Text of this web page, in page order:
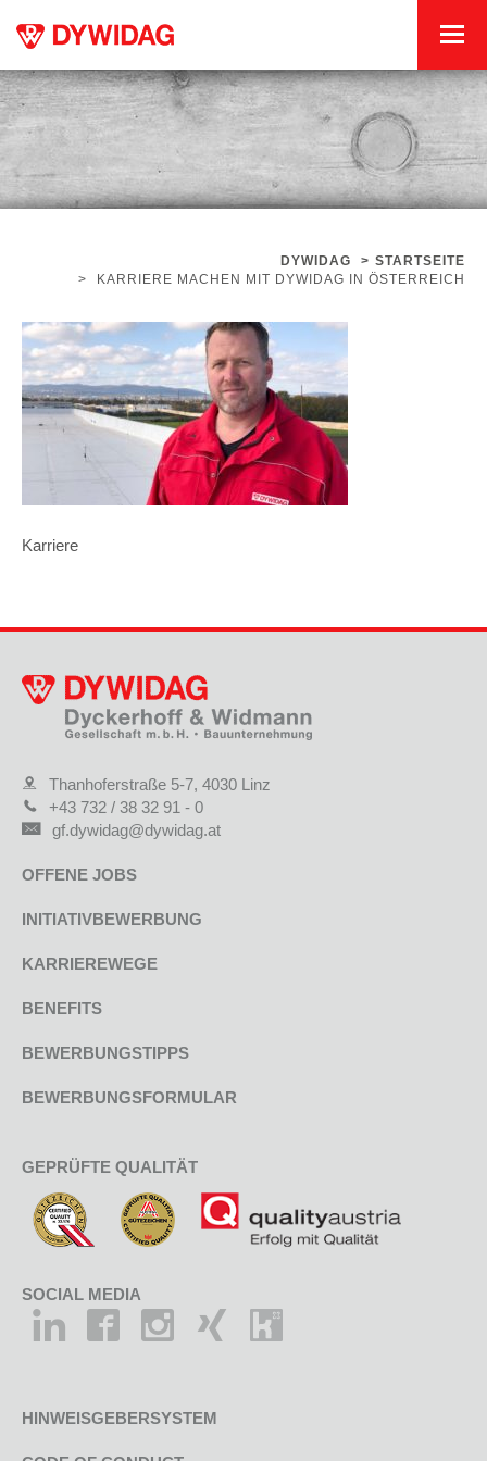
DYWIDAG > STARTSEITE
>
KARRIERE MACHEN MIT DYWIDAG IN ÖSTERREICH
Karriere
Thanhoferstraße 5-7, 4030 Linz
+43 732 / 38 32 91 - 0
gf.dywidag@dywidag.at
OFFENE JOBS
INITIATIVBEWERBUNG
KARRIEREWEGE
BENEFITS
BEWERBUNGSTIPPS
BEWERBUNGSFORMULAR
GEPRÜFTE QUALITÄT
SOCIAL MEDIA
HINWEISGEBERSYSTEM